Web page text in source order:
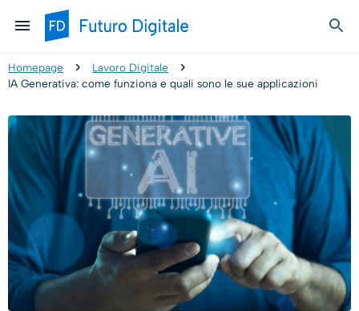
Homepage
Lavoro Digitale
IA Generativa: come funziona e quali sono le sue applicazioni